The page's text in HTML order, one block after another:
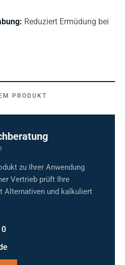
Reduziert Ermüdung bei
PRODUKT
zu Ihrer Anwendung
Vertrieb prüft Ihre
Alternativen und kalkuliert
0